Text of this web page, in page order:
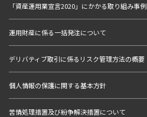
「資産運用業宣言2020」にかかる取り組み事例
運用財産に係る一括発注について
デリバティブ取引に係るリスク管理方法の概要
個人情報の保護に関する基本方針
苦情処理措置及び紛争解決措置について